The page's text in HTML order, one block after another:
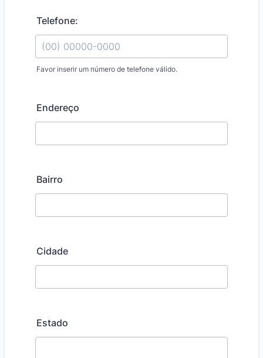
Telefone:
Favor inserir um número de telefone válido.
Endereço
Bairro
Cidade
Estado